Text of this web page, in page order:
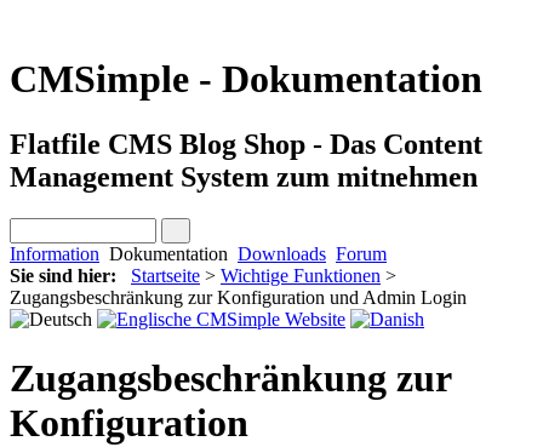
CMSimple - Dokumentation
Flatfile CMS Blog Shop - Das Content
Management System zum mitnehmen
Information Dokumentation Downloads Forum
Sie sind hier: Startseite > Wichtige Funktionen >
Zugangsbeschränkung zur Konfiguration und Admin Login
Zugangsbeschränkung zur
Konfiguration